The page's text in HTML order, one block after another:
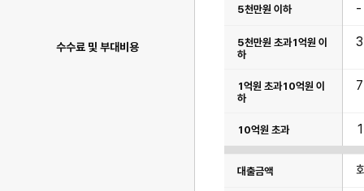
수수료 및 부대비용
하,10
원
-